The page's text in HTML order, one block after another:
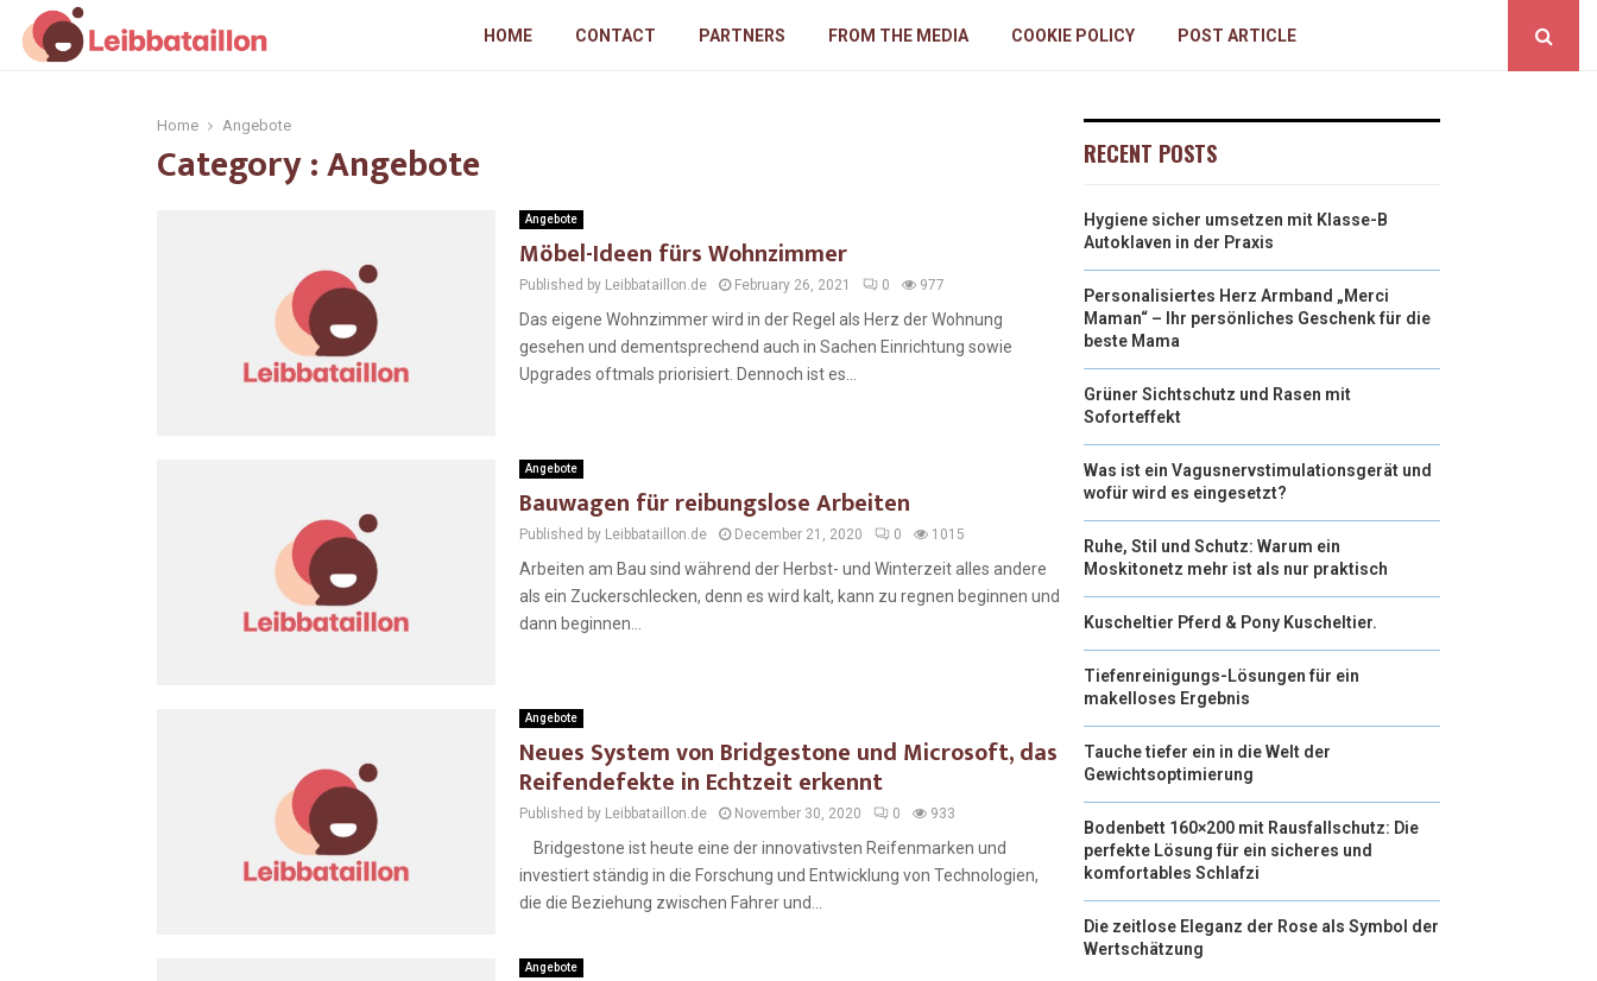
HOME CONTACT PARTNERS FROM THE MEDIA COOKIE POLICY POST ARTICLE
Home Angebote
Category : Angebote
Angebote
Möbel-Ideen fürs Wohnzimmer
Published by Leibbataillon.de February 26, 2021 0 977
Das eigene Wohnzimmer wird in der Regel als Herz der Wohnung
gesehen und dementsprechend auch in Sachen Einrichtung sowie
Upgrades oftmals priorisiert. Dennoch ist es...
Angebote
Bauwagen für reibungslose Arbeiten
Published by Leibbataillon.de December 21, 2020 0 1015
Arbeiten am Bau sind während der Herbst- und Winterzeit alles andere
als ein Zuckerschlecken, denn es wird kalt, kann zu regnen beginnen und
dann beginnen...
Angebote
Neues System von Bridgestone und Microsoft, das
Reifendefekte in Echtzeit erkennt
Published by Leibbataillon.de November 30, 2020 0 933
Bridgestone ist heute eine der innovativsten Reifenmarken und
investiert ständig in die Forschung und Entwicklung von Technologien,
die die Beziehung zwischen Fahrer und...
Angebote
RECENT POSTS
Hygiene sicher umsetzen mit Klasse-B
Autoklaven in der Praxis
Personalisiertes Herz Armband „Merci
Maman“ – Ihr persönliches Geschenk für die
beste Mama
Grüner Sichtschutz und Rasen mit
Soforteffekt
Was ist ein Vagusnervstimulationsgerät und
wofür wird es eingesetzt?
Ruhe, Stil und Schutz: Warum ein
Moskitonetz mehr ist als nur praktisch
Kuscheltier Pferd & Pony Kuscheltier.
Tiefenreinigungs-Lösungen für ein
makelloses Ergebnis
Tauche tiefer ein in die Welt der
Gewichtsoptimierung
Bodenbett 160×200 mit Rausfallschutz: Die
perfekte Lösung für ein sicheres und
komfortables Schlafzi
Die zeitlose Eleganz der Rose als Symbol der
Wertschätzung